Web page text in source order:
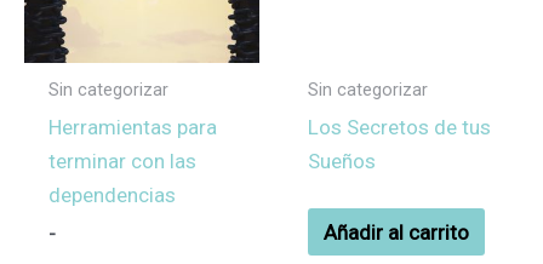
Sin categorizar
Herramientas para
terminar con las
dependencias
-
Las
opciones
Sin categorizar
Los Secretos de tus
Sueños
Añadir al carrito